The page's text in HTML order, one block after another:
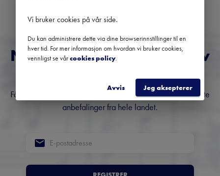
Norges fremste nyhetsbrev
om klassisk musikk
Få oversikt over kommende konserter, festivaler og utvalgte
anbefalinger fra hele landet.
Vi bruker cookies på vår side.
Du kan administrere dette via dine browserinnstillinger til en
hver tid. For mer informasjon om hvordan vi bruker cookies,
vennligst se vårcookies policy.
Avvis Jeg aksepterer